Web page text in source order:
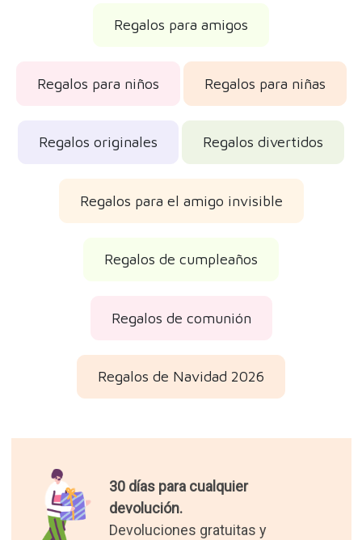
Regalos para amigos
Regalos para niños Regalos para niñas
Regalos originales Regalos divertidos
Regalos para el amigo invisible
Regalos de cumpleaños
Regalos de comunión
Regalos de Navidad 2026
30 días para cualquier
devolución.
Devoluciones gratuitas y